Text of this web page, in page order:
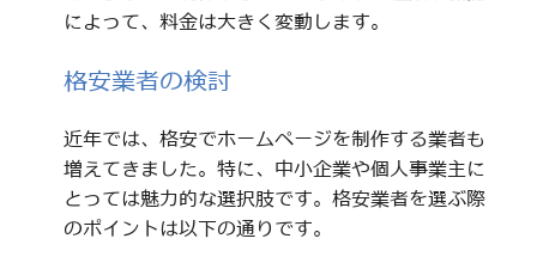
によって、料金は大きく変動します。
格安業者の検討
近年では、格安でホームページを制作する業者も
増えてきました。特に、中小企業や個人事業主に
とっては魅力的な選択肢です。格安業者を選ぶ際
のポイントは以下の通りです。